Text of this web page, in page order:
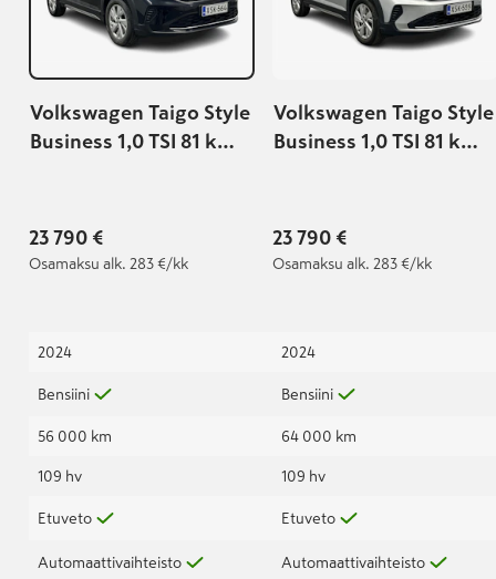
Volkswagen Taigo Style
Business 1,0 TSI 81 kW
24.04.2027 asti /
100tkm |
23 790 €
Osamaksu alk. 283 €/kk
2024
Bensiini
56 000 km
109 hv
Etuveto
Automaattivaihteisto
Volkswagen Taigo Style
Business 1,0 TSI 81 kW
24.4.2027 / 100 000km
asti |
23 790 €
Osamaksu alk. 283 €/kk
2024
Bensiini
64 000 km
109 hv
Etuveto
Automaattivaihteisto